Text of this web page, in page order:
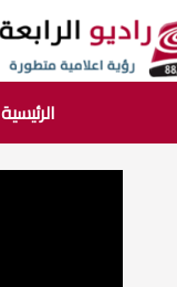
الرئيسية